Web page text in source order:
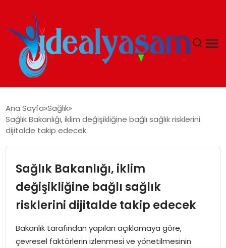
GÜNDEM
İDEAL YAŞAM
İDEAL SPOR
YAŞAM
Ana Sayfa Sağlık
Sağlık Bakanlığı, iklim değişikliğine bağlı sağlık risklerini
dijitalde takip edecek
Sağlık Bakanlığı, iklim
değişikliğine bağlı sağlık
risklerini dijitalde takip edecek
Bakanlık tarafından yapılan açıklamaya göre,
çevresel faktörlerin izlenmesi ve yönetilmesinin